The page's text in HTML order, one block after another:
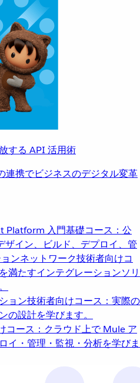
する API 活用術
携でビジネスのデジタル変革
Platform 入門基礎コース：公
イン、ビルド、デプロイ、管
ンネットワーク技術者向けコ
満たすインテグレーションソリ
ョン技術者向けコース：実際の
の設計を学びます。
コース：クラウド上で Mule ア
イ・管理・監視・分析を学びま